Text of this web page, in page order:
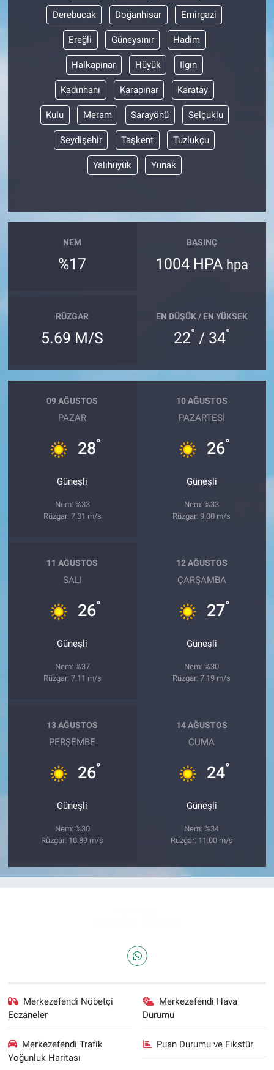
Derebucak Doğanhisar Emirgazi
Ereğli Güneysınır Hadim
Halkapınar Hüyük Ilgın
Kadınhanı Karapınar Karatay
Kulu Meram Sarayönü Selçuklu
Seydişehir Taşkent Tuzlukçu
Yalıhüyük Yunak
NEM
%17
BASINÇ
1004 HPA hpa
RÜZGAR
5.69 M/S
EN DÜŞÜK / EN YÜKSEK
22° / 34°
09 AĞUSTOS
PAZAR
28°
Güneşli
Nem: %33
Rüzgar: 7.31 m/s
10 AĞUSTOS
PAZARTESI
26°
Güneşli
Nem: %33
Rüzgar: 9.00 m/s
11 AĞUSTOS
SALI
26°
Güneşli
Nem: %37
Rüzgar: 7.11 m/s
12 AĞUSTOS
ÇARŞAMBA
27°
Güneşli
Nem: %30
Rüzgar: 7.19 m/s
13 AĞUSTOS
PERŞEMBE
26°
Güneşli
Nem: %30
Rüzgar: 10.89 m/s
14 AĞUSTOS
CUMA
24°
Güneşli
Nem: %34
Rüzgar: 11.00 m/s
Merkezefendi Nöbetçi
Eczaneler
Merkezefendi Hava
Durumu
Merkezefendi Trafik
Yoğunluk Haritası
Puan Durumu ve Fikstür